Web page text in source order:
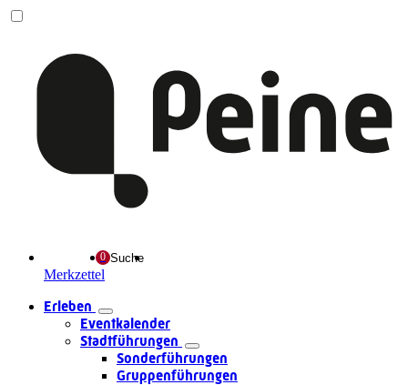
Merkzettel
Suche
Erleben
Eventkalender
Stadtführungen
Sonderführungen
Gruppenführungen